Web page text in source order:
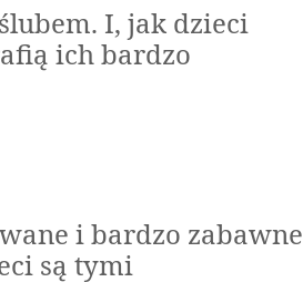
I, jak dzieci
ich bardzo
i bardzo zabawne
są tymi